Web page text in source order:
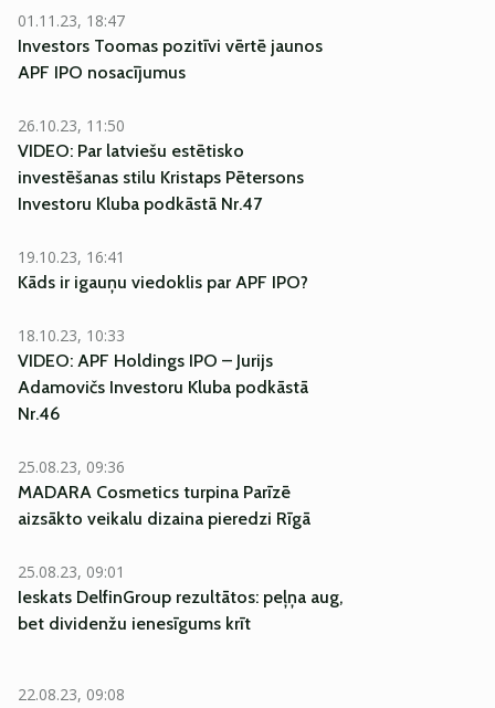
01.11.23, 18:47
Investors Toomas pozitīvi vērtē jaunos
APF IPO nosacījumus
26.10.23, 11:50
VIDEO: Par latviešu estētisko
investēšanas stilu Kristaps Pētersons
Investoru Kluba podkāstā Nr.47
19.10.23, 16:41
Kāds ir igauņu viedoklis par APF IPO?
18.10.23, 10:33
VIDEO: APF Holdings IPO – Jurijs
Adamovičs Investoru Kluba podkāstā
Nr.46
25.08.23, 09:36
MADARA Cosmetics turpina Parīzē
aizsākto veikalu dizaina pieredzi Rīgā
25.08.23, 09:01
Ieskats DelfinGroup rezultātos: peļņa aug,
bet dividenžu ienesīgums krīt
22.08.23, 09:08